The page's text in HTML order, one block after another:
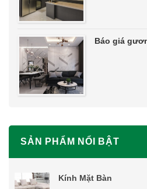
Báo giá
SẢN PHẨM NỔI BẬT
Kính Mặt Bàn